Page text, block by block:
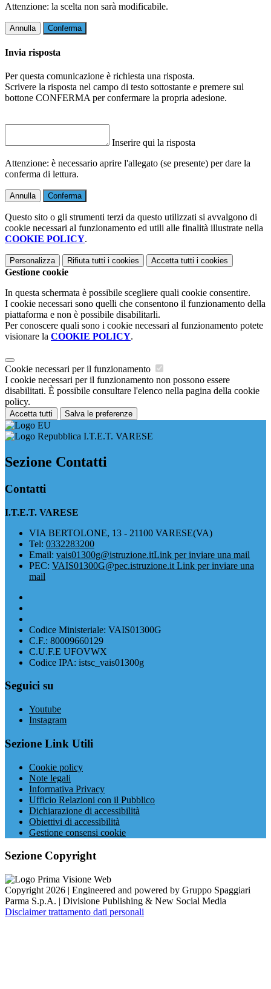
Attenzione: la scelta non sarà modificabile.
Annulla Conferma
Invia risposta
Per questa comunicazione è richiesta una risposta.
Scrivere la risposta nel campo di testo sottostante e premere sul
bottone CONFERMA per confermare la propria adesione.
Inserire qui la risposta
Attenzione: è necessario aprire l'allegato (se presente) per dare la
conferma di lettura.
Annulla Conferma
Questo sito o gli strumenti terzi da questo utilizzati si avvalgono di
cookie necessari al funzionamento ed utili alle finalità illustrate nella
COOKIE POLICY.
Personalizza Rifiuta tutti i cookies Accetta tutti i cookies
Gestione cookie
In questa schermata è possibile scegliere quali cookie consentire.
I cookie necessari sono quelli che consentono il funzionamento della
piattaforma e non è possibile disabilitarli.
Per conoscere quali sono i cookie necessari al funzionamento potete
visionare la COOKIE POLICY.
Cookie necessari per il funzionamento
I cookie necessari per il funzionamento non possono essere
disabilitati. È possibile consultare l'elenco nella pagina della cookie
policy.
Accetta tutti Salva le preferenze
I.T.E.T. VARESE
Sezione Contatti
Contatti
I.T.E.T. VARESE
VIA BERTOLONE, 13 - 21100 VARESE(VA)
Tel: 0332283200
Email: vais01300g@istruzione.itLink per inviare una mail
PEC: VAIS01300G@pec.istruzione.it Link per inviare una
mail
Codice Ministeriale: VAIS01300G
C.F.: 80009660129
C.U.F.E UFOVWX
Codice IPA: istsc_vais01300g
Seguici su
Youtube
Instagram
Sezione Link Utili
Cookie policy
Note legali
Informativa Privacy
Ufficio Relazioni con il Pubblico
Dichiarazione di accessibilità
Obiettivi di accessibilità
Gestione consensi cookie
Sezione Copyright
Copyright 2026 | Engineered and powered by Gruppo Spaggiari
Parma S.p.A. | Divisione Publishing & New Social Media
Disclaimer trattamento dati personali